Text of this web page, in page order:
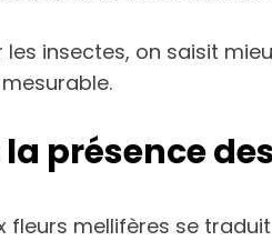
insectes, on saisit
présence
fleurs mellifères se